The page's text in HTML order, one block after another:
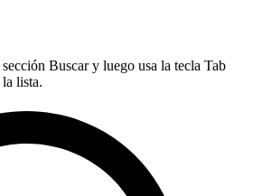
Buscar y luego usa la tecla Tab
lista.